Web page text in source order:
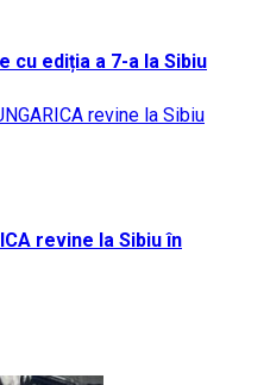
cu ediția a 7-a la Sibiu
revine la Sibiu în